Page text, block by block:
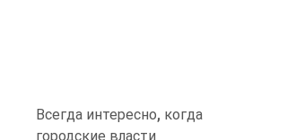
Всегда интересно, когда
городские власти